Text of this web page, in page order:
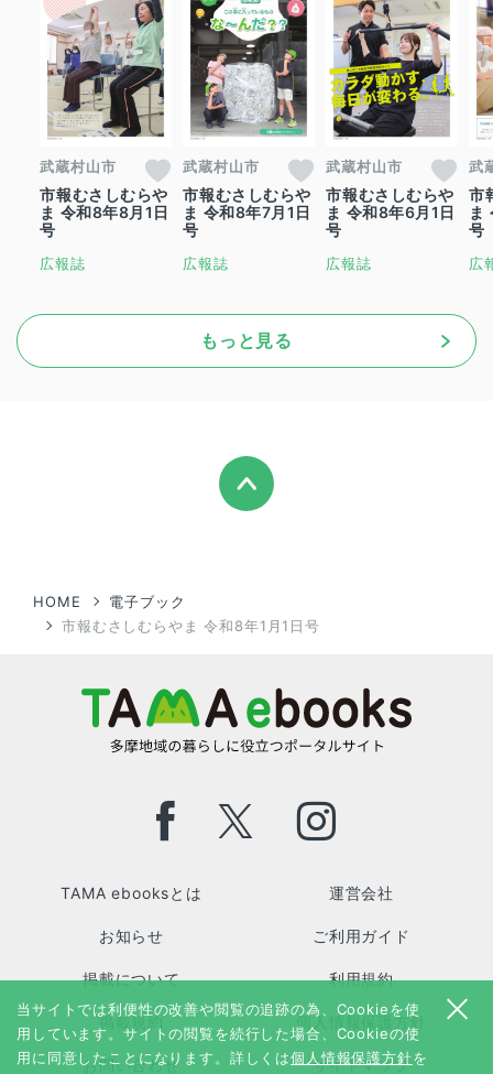
武蔵村山市
市報むさしむらや
ま 令和8年8月1日
号
広報誌
武蔵村山市
市報むさしむらや
ま 令和8年7月1日
号
広報誌
武蔵村山市
市報むさしむらや
ま 令和8年6月1日
号
広報誌
武
市
ま
号
広
もっと見る
HOME
電子ブック
市報むさしむらやま 令和8年1月1日号
TAMA ebooksとは 運営会社
お知らせ ご利用ガイド
掲載について 利用規約
掲載規約 個人情報保護方針
お問い合わせ サイトマップ
当サイトでは利便性の改善や閲覧の追跡の為、Cookieを使
用しています。サイトの閲覧を続行した場合、Cookieの使
用に同意したことになります。詳しくは個人情報保護方針を